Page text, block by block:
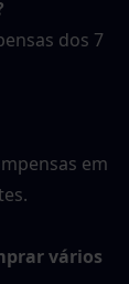
dos 7
em
vários